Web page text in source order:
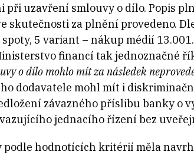
uzavření smlouvy o dílo. Popis
skutečnosti za plnění provedeno.
5 variant – nákup médií
financí tak jednoznačné
o dílo mohlo mít za následek
dodavatele mohl mít i
závazného příslibu banky o
jednacího řízení bez
podle hodnotících kritérií měla